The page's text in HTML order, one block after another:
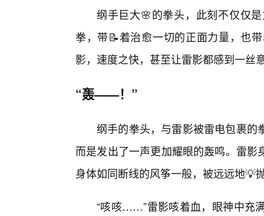
纲手巨大🌸的拳头，此刻不仅仅
拳，带📝着治愈一切的正面力量，也
影，速度之快，甚至让雷影都感到一丝
“轰——！”
纲手的拳头，与雷影被雷电包裹的
而是发出了一声更加耀眼的轰鸣。雷
身体如同断线的风筝一般，被远远地💡
“咳咳……”雷影咳着血，眼神中充